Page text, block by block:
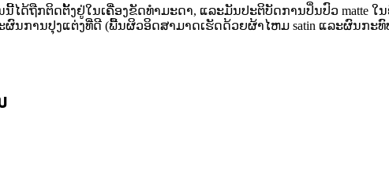
ໄດ້ຖືກຕິດຕັ້ງຢູ່ໃນເຄື່ອງຂັດທໍາມະດາ, ແລະມັນປະຕິບັດການປິ່ນປົວ matte ໃນຍົ
ການປຸງແຕ່ງທີ່ດີ (ພື້ນຜິວອິດສາມາດເຮັດດ້ວຍຜ້າໄຫມ satin ແລະຜົນກະທົບ